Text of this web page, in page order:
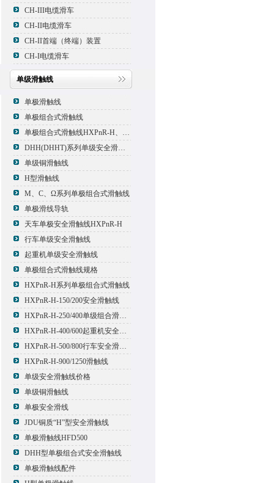
CH-III电缆滑车
CH-II电缆滑车
CH-II首端（终端）装置
CH-I电缆滑车
单级滑触线
单极滑触线
单极组合式滑触线
单极组合式滑触线HXPnR-H、HXPnR-H8 、HXPnR-HT
DHH(DHHT)系列单级安全滑触线
单级铜滑触线
H型滑触线
M、C、Ω系列单极组合式滑触线
单极滑线导轨
天车单极安全滑触线HXPnR-H
行车单级安全滑触线
起重机单级安全滑触线
单极组合式滑触线规格
HXPnR-H系列单极组合式滑触线
HXPnR-H-150/200安全滑触线
HXPnR-H-250/400单级组合滑触线
HXPnR-H-400/600起重机安全滑触线
HXPnR-H-500/800行车安全滑触线
HXPnR-H-900/1250滑触线
单级安全滑触线价格
单级铜滑触线
单极安全滑线
JDU铜质“H”型安全滑触线
单极滑触线HFD500
DHH型单极组合式安全滑触线
单极滑触线配件